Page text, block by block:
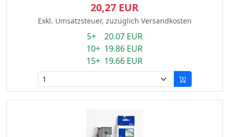
20,27 EUR
Exkl. Umsatzsteuer, zuzüglich Versandkosten
5+ 20.07 EUR
10+ 19.86 EUR
15+ 19.66 EUR